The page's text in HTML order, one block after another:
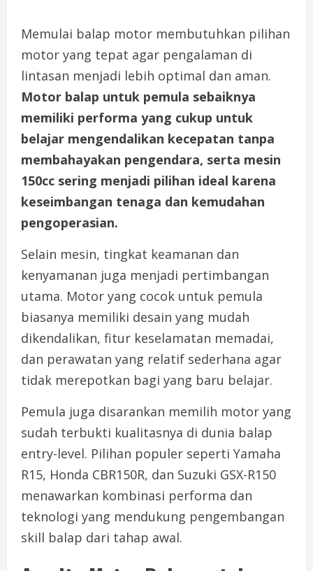
Memulai balap motor membutuhkan pilihan
motor yang tepat agar pengalaman di
lintasan menjadi lebih optimal dan aman.
Motor balap untuk pemula sebaiknya
memiliki performa yang cukup untuk
belajar mengendalikan kecepatan tanpa
membahayakan pengendara, serta mesin
150cc sering menjadi pilihan ideal karena
keseimbangan tenaga dan kemudahan
pengoperasian.
Selain mesin, tingkat keamanan dan
kenyamanan juga menjadi pertimbangan
utama. Motor yang cocok untuk pemula
biasanya memiliki desain yang mudah
dikendalikan, fitur keselamatan memadai,
dan perawatan yang relatif sederhana agar
tidak merepotkan bagi yang baru belajar.
Pemula juga disarankan memilih motor yang
sudah terbukti kualitasnya di dunia balap
entry-level. Pilihan populer seperti Yamaha
R15, Honda CBR150R, dan Suzuki GSX-R150
menawarkan kombinasi performa dan
teknologi yang mendukung pengembangan
skill balap dari tahap awal.